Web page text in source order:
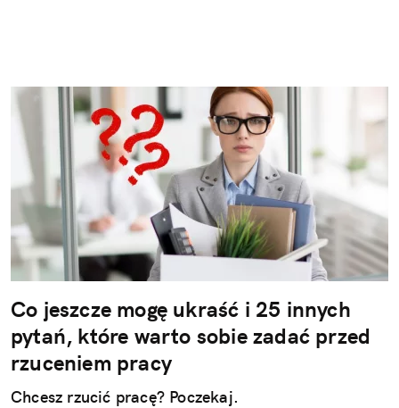
Co jeszcze mogę ukraść i 25 innych
pytań, które warto sobie zadać przed
rzuceniem pracy
Chcesz rzucić pracę? Poczekaj.